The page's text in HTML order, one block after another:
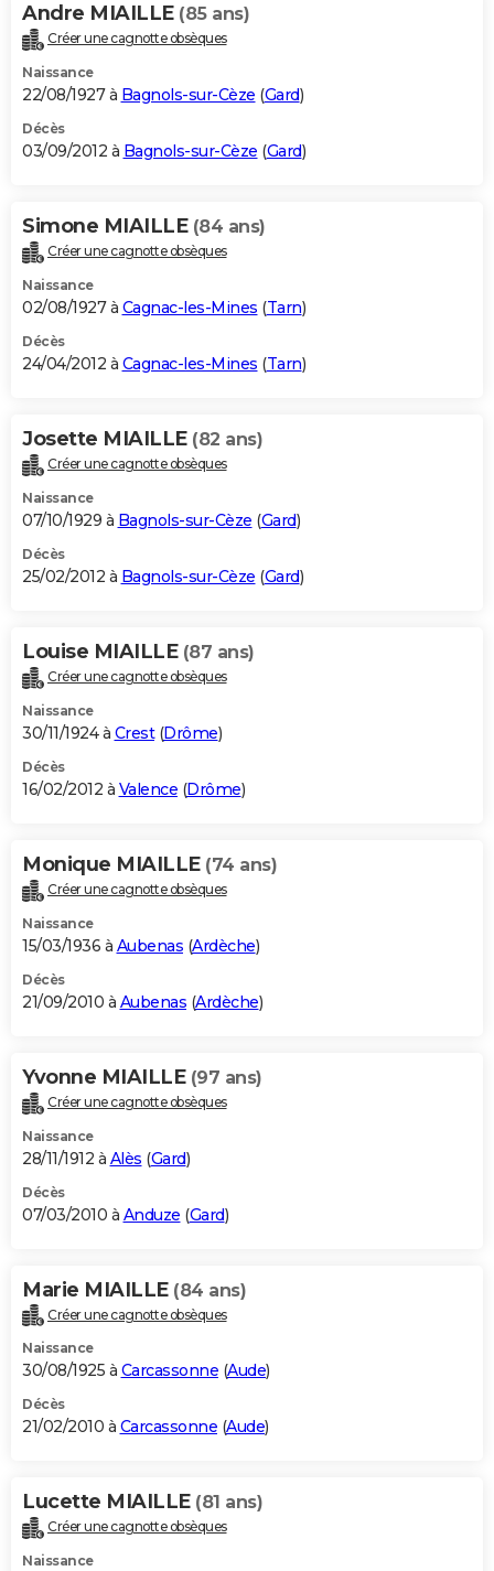
Andre MIAILLE (85 ans)
Créer une cagnotte obsèques
Naissance
22/08/1927 à Bagnols-sur-Cèze (Gard)
Décès
03/09/2012 à Bagnols-sur-Cèze (Gard)
Simone MIAILLE (84 ans)
Créer une cagnotte obsèques
Naissance
02/08/1927 à Cagnac-les-Mines (Tarn)
Décès
24/04/2012 à Cagnac-les-Mines (Tarn)
Josette MIAILLE (82 ans)
Créer une cagnotte obsèques
Naissance
07/10/1929 à Bagnols-sur-Cèze (Gard)
Décès
25/02/2012 à Bagnols-sur-Cèze (Gard)
Louise MIAILLE (87 ans)
Créer une cagnotte obsèques
Naissance
30/11/1924 à Crest(Drôme)
Décès
16/02/2012 à Valence (Drôme)
Monique MIAILLE (74 ans)
Créer une cagnotte obsèques
Naissance
15/03/1936 à Aubenas (Ardèche)
Décès
21/09/2010 à Aubenas (Ardèche)
Yvonne MIAILLE (97 ans)
Créer une cagnotte obsèques
Naissance
28/11/1912 à Alès (Gard)
Décès
07/03/2010 à Anduze (Gard)
Marie MIAILLE (84 ans)
Créer une cagnotte obsèques
Naissance
30/08/1925 à Carcassonne (Aude)
Décès
21/02/2010 à Carcassonne (Aude)
Lucette MIAILLE (81 ans)
Créer une cagnotte obsèques
Naissance